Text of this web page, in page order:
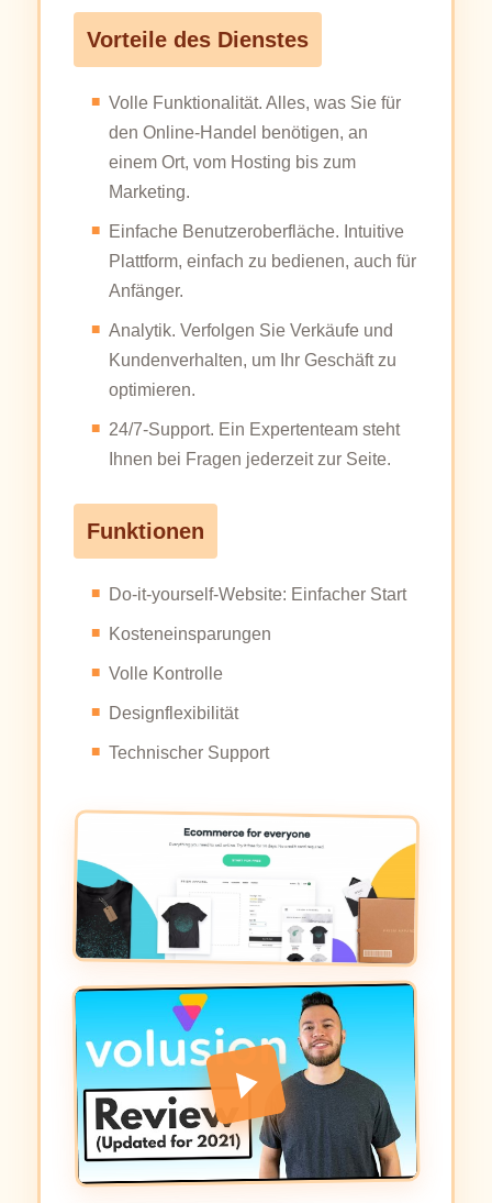
Vorteile des Dienstes
Volle Funktionalität. Alles, was Sie für
den Online-Handel benötigen, an
einem Ort, vom Hosting bis zum
Marketing.
Einfache Benutzeroberfläche. Intuitive
Plattform, einfach zu bedienen, auch für
Anfänger.
Analytik. Verfolgen Sie Verkäufe und
Kundenverhalten, um Ihr Geschäft zu
optimieren.
24/7-Support. Ein Expertenteam steht
Ihnen bei Fragen jederzeit zur Seite.
Funktionen
Do-it-yourself-Website: Einfacher Start
Kosteneinsparungen
Volle Kontrolle
Designflexibilität
Technischer Support